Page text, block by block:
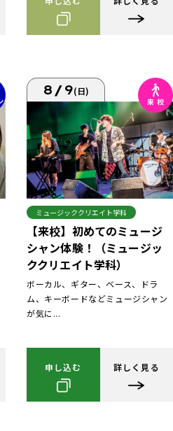
8/9(日)
ミュージッククリエイト学科
【来校】初めてのミュージ
シャン体験！（ミュージッ
ククリエイト学科）
ボーカル、ギター、ベース、ドラ
ム、キーボードなどミュージシャン
が気に...
申し込む 詳しく見る